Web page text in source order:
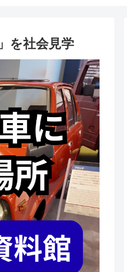
を社会見学